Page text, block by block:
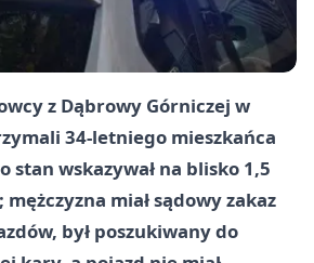
z Dąbrowy Górniczej w
34-letniego mieszkańca
stan wskazywał na blisko 1,5
miał sądowy zakaz
był poszukiwany do